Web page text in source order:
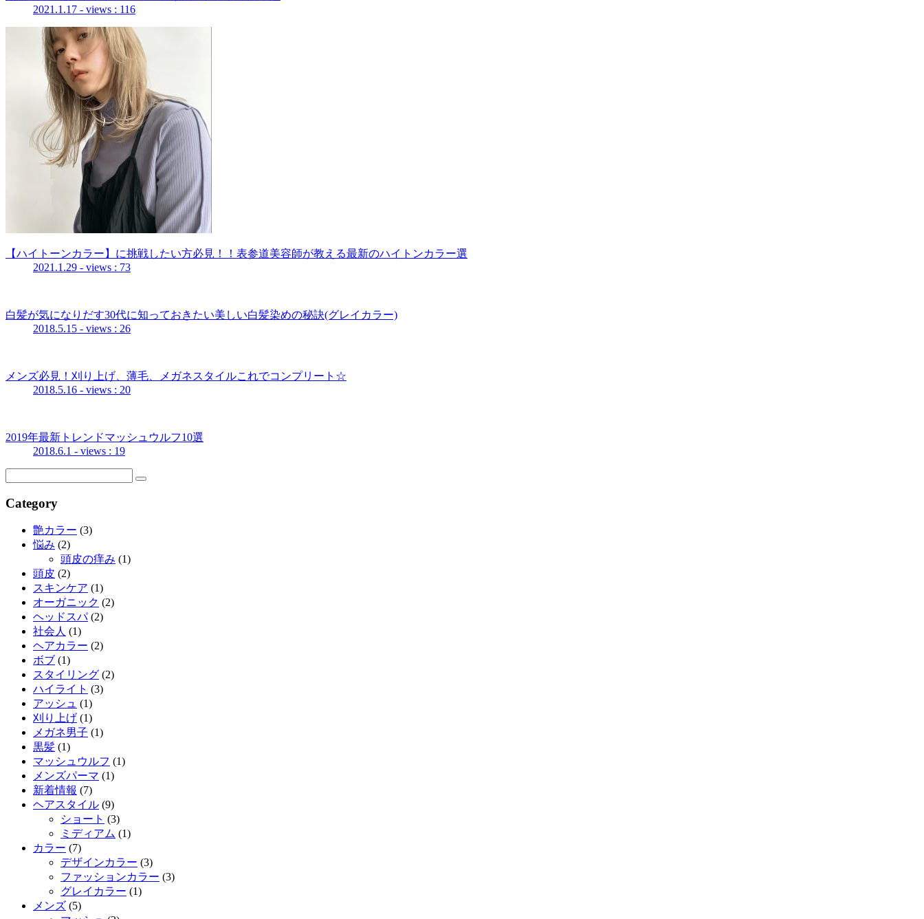
2021.1.17 - views : 116
【ハイトーンカラー】に挑戦したい方必見！！表参道美容師が教える最新のハイトンカラー選
2021.1.29 - views : 73
白髪が気になりだす30代に知っておきたい美しい白髪染めの秘訣(グレイカラー)
2018.5.15 - views : 26
メンズ必見！刈り上げ、薄毛、メガネスタイルこれでコンプリート☆
2018.5.16 - views : 20
2019年最新トレンドマッシュウルフ10選
2018.6.1 - views : 19
Category
艶カラー (3)
悩み (2)
頭皮の痒み (1)
頭皮 (2)
スキンケア (1)
オーガニック (2)
ヘッドスパ(2)
社会人 (1)
ヘアカラー (2)
ボブ (1)
スタイリング (2)
ハイライト (3)
アッシュ (1)
刈り上げ (1)
メガネ男子 (1)
黒髪 (1)
マッシュウルフ (1)
メンズパーマ (1)
新着情報 (7)
ヘアスタイル (9)
ショート (3)
ミディアム (1)
カラー (7)
デザインカラー (3)
ファッションカラー (3)
グレイカラー (1)
メンズ (5)